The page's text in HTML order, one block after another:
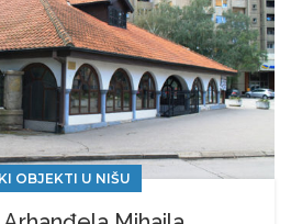
OBJEKTI U NIŠU